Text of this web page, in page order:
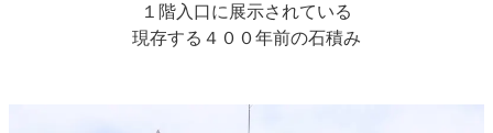
１階入口に展示されている
現存する４００年前の石積み